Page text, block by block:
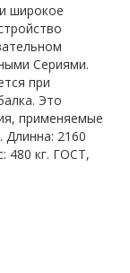
широкое
Сериями.
при
Это
применяемые
Длинна: 2160
480 кг. ГОСТ,